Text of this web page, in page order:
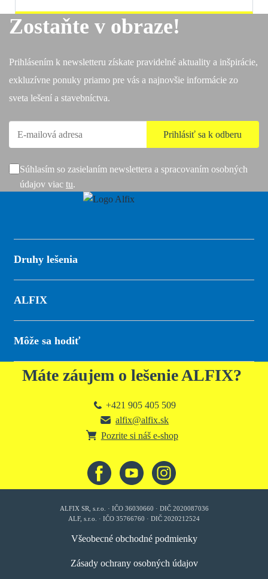
Zostaňte v obraze!
Prihlásením k newsletteru získate pravidelné aktuality a inšpirácie,
exkluzívne ponuky priamo pre vás a najnovšie informácie zo
sveta lešení a stavebníctva.
Súhlasím so zasielaním newslettera a spracovaním osobných
údajov viac tu.
Druhy lešenia
ALFIX
Môže sa hodiť
Máte záujem o lešenie ALFIX?
+421 905 405 509
alfix@alfix.sk
Pozrite si náš e-shop
ALFIX SR, s.r.o. · IČO 36030660 · DIČ 2020087036
ALF, s.r.o. · IČO 35766760 · DIČ 2020212524
Všeobecné obchodné podmienky
Zásady ochrany osobných údajov